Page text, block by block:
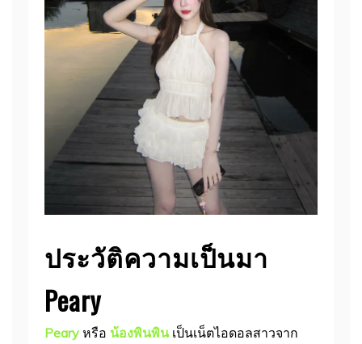
ประวัติความเป็นมา
Peary
Peary หรือ น้องพินพินเป็นเน็ตไอดอลสาวจาก